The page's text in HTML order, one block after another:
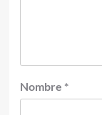
Nombre *